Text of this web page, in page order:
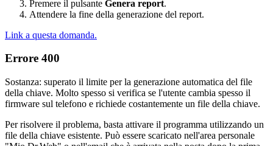
Premere il pulsante Genera report.
Attendere la fine della generazione del report.
Link a questa domanda.
Errore 400
Sostanza: superato il limite per la generazione automatica del file
della chiave. Molto spesso si verifica se l'utente cambia spesso il
firmware sul telefono e richiede costantemente un file della chiave.
Per risolvere il problema, basta attivare il programma utilizzando un
file della chiave esistente. Può essere scaricato nell'area personale